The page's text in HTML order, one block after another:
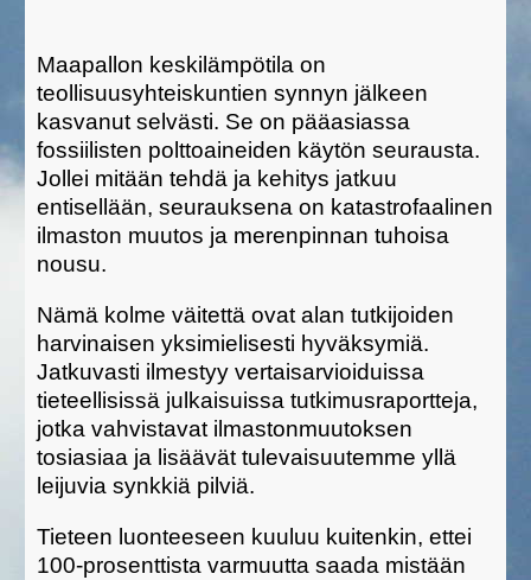
Maapallon keskilämpötila on
teollisuusyhteiskuntien synnyn jälkeen
kasvanut selvästi. Se on pääasiassa
fossiilisten polttoaineiden käytön seurausta.
Jollei mitään tehdä ja kehitys jatkuu
entisellään, seurauksena on katastrofaalinen
ilmaston muutos ja merenpinnan tuhoisa
nousu.
Nämä kolme väitettä ovat alan tutkijoiden
harvinaisen yksimielisesti hyväksymiä.
Jatkuvasti ilmestyy vertaisarvioiduissa
tieteellisissä julkaisuissa tutkimusraportteja,
jotka vahvistavat ilmastonmuutoksen
tosiasiaa ja lisäävät tulevaisuutemme yllä
leijuvia synkkiä pilviä.
Tieteen luonteeseen kuuluu kuitenkin, ettei
100-prosenttista varmuutta saada mistään